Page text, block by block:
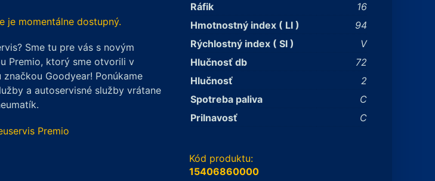
je momentálne dostupný.
Sme tu pre vás s novým
Premio, ktorý sme otvorili v
Goodyear! Ponúkame
a autoservisné služby vrátane
Premio
Ráfik
16
Hmotnostný index ( LI )
94
Rýchlostný index ( SI )
V
Hlučnosť db
72
Hlučnosť
2
Spotreba paliva
C
Prilnavosť
C
Kód produktu:
15406860000